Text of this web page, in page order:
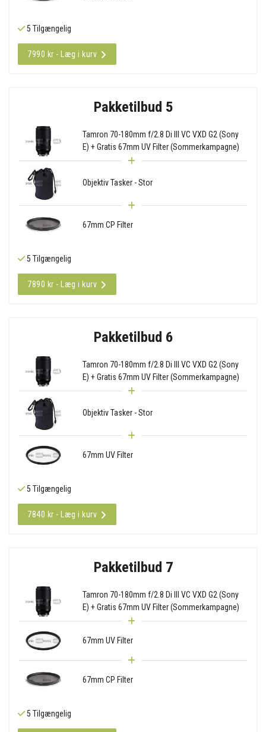
5 Tilgængelig
7990 kr - Læg i kurv
Pakketilbud 5
Tamron 70-180mm f/2.8 Di III VC VXD G2 (Sony
E) + Gratis 67mm UV Filter (Sommerkampagne)
Objektiv Tasker - Stor
67mm CP Filter
5 Tilgængelig
7890 kr - Læg i kurv
Pakketilbud 6
Tamron 70-180mm f/2.8 Di III VC VXD G2 (Sony
E) + Gratis 67mm UV Filter (Sommerkampagne)
Objektiv Tasker - Stor
67mm UV Filter
5 Tilgængelig
7840 kr - Læg i kurv
Pakketilbud 7
Tamron 70-180mm f/2.8 Di III VC VXD G2 (Sony
E) + Gratis 67mm UV Filter (Sommerkampagne)
67mm UV Filter
67mm CP Filter
5 Tilgængelig